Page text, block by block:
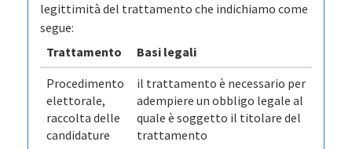
legittimità del trattamento che indichiamo come
segue:
Trattamento
Basi legali
Procedimento
elettorale,
raccolta delle
candidature
il trattamento è necessario per
adempiere un obbligo legale al
quale è soggetto il titolare del
trattamento